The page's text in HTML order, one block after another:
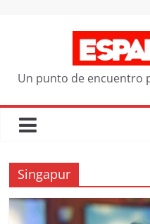
Un punto de encuentro
Singapur